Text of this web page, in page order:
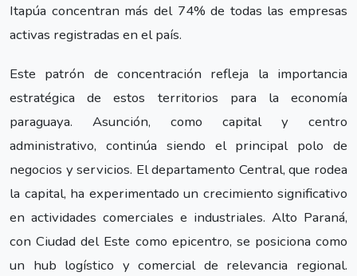
Itapúa concentran más del 74% de todas las empresas
activas registradas en el país.
Este patrón de concentración refleja la importancia
estratégica de estos territorios para la economía
paraguaya. Asunción, como capital y centro
administrativo, continúa siendo el principal polo de
negocios y servicios. El departamento Central, que rodea
la capital, ha experimentado un crecimiento significativo
en actividades comerciales e industriales. Alto Paraná,
con Ciudad del Este como epicentro, se posiciona como
un hub logístico y comercial de relevancia regional.